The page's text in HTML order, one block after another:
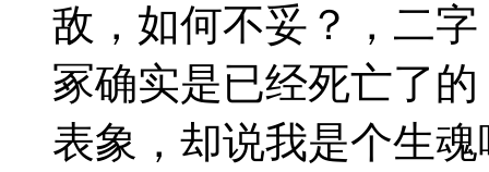
敌，如何不妥？，二
冢确实是已经死亡了
表象，却说我是个生